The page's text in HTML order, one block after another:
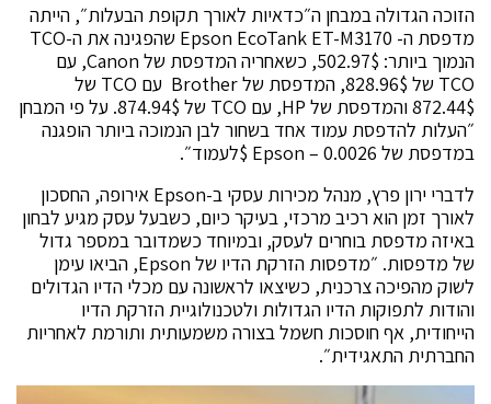
הזוכה הגדולה במבחן ה״כדאיות לאורך תקופת הבעלות״, הייתה
מדפסת ה- Epson EcoTank ET-M3170 שהפגינה את ה-TCO
הנמוך ביותר: 502.97$, כשאחריה המדפסת של Canon, עם
TCO של 828.96$, המדפסת של Brother עם TCO של
872.44$ והמדפסת של HP, עם TCO של 874.94$. על פי המבחן
״העלות להדפסת עמוד אחד בשחור לבן הנמוכה ביותר הופגנה
במדפסת של Epson – 0.0026 $לעמוד״.
לדברי ירון פרץ, מנהל מכירות עסקי ב-Epson אירופה, החסכון
לאורך זמן הוא רכיב מרכזי, בעיקר כיום, כשבעל עסק מגיע לבחון
באיזה מדפסת בוחרים לעסק, ובמיוחד כשמדובר במספר גדול
של מדפסות. ״מדפסות הזרקת הדיו של Epson, הביאו עימן
לשוק מהפיכה צרכנית, כשיצאו לראשונה עם מכלי הדיו הגדולים
והודות לתפוקות הדיו הגדולות ולטכנולוגיית הזרקת הדיו
הייחודית, אף חוסכות חשמל בצורה משמעותית ותורמת לאחריות
החברתית התאגידית״.